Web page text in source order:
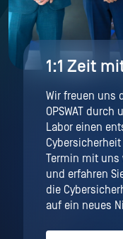
1:1 Zeit
Wir freuen uns
OPSWAT
Labor einen
Termin mit uns
und erfahren
die
auf ein neues